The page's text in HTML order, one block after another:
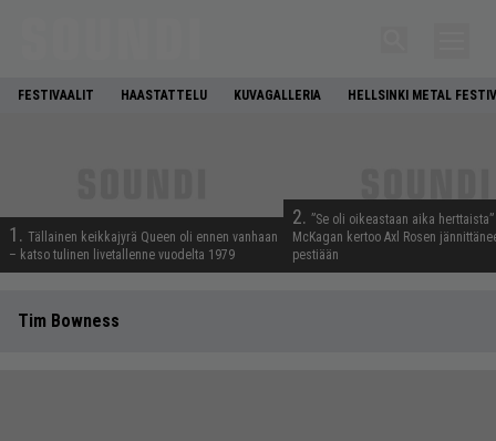
FESTIVAALIT HAASTATTELU KUVAGALLERIA HELLSINKI METAL
1. Tällainen keikkajyrä Queen oli ennen vanhaan
– katso tulinen livetallenne vuodelta 1979
2. ”Se oli oikeastaan aika
McKagan kertoo Axl Rosen
pestiään
Tim Bowness